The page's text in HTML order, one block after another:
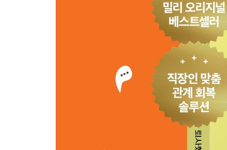
그 사람이 당신에게 화내는 진짜 이유
옆자리의 그 사람은 지금 수술이 필요할 수도 있다
내가 ‘극혐’하는 그 사람이 사실 나와 닮았다면?